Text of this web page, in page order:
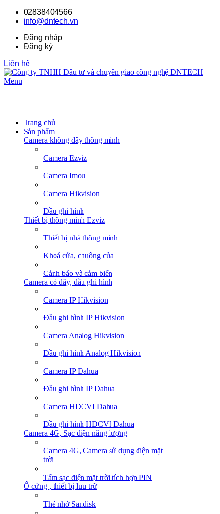
02838404566
info@dntech.vn
Đăng nhập
Đăng ký
Liên hệ
Menu
Trang chủ
Sản phẩm
Camera không dây thông minh
Camera Ezviz
Camera Imou
Camera Hikvision
Đầu ghi hình
Thiết bị thông minh Ezviz
Thiết bị nhà thông minh
Khoá cửa, chuông cửa
Cảnh báo và cảm biến
Camera có dây, đầu ghi hình
Camera IP Hikvision
Đầu ghi hình IP Hikvision
Camera Analog Hikvision
Đầu ghi hình Analog Hikvision
Camera IP Dahua
Đầu ghi hình IP Dahua
Camera HDCVI Dahua
Đầu ghi hình HDCVI Dahua
Camera 4G, Sạc điện năng lượng
Camera 4G, Camera sử dụng điện mặt
trời
Tấm sạc điện mặt trời tích hợp PIN
Ổ cứng , thiết bị lưu trữ
Thẻ nhớ Sandisk